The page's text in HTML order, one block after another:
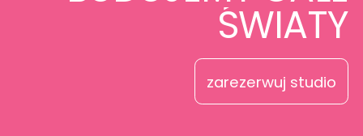
ŚWIATY
zarezerwuj studio